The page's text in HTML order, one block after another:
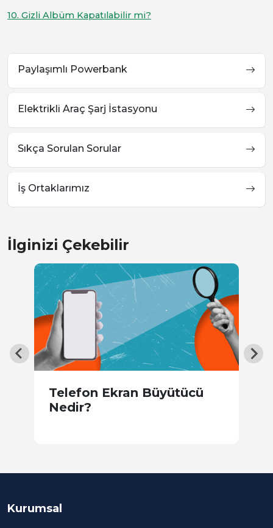
10. Gizli Albüm Kapatılabilir mi?
Paylaşımlı Powerbank
Elektrikli Araç Şarj İstasyonu
Sıkça Sorulan Sorular
İş Ortaklarımız
İlginizi Çekebilir
Telefon Ekran Büyütücü
Nedir?
Kurumsal